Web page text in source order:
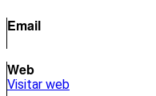
Email
Web
Visitar web